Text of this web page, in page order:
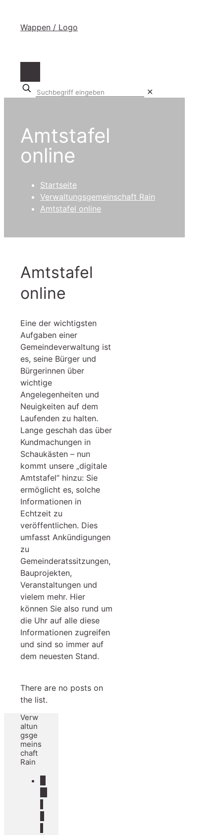
Suchbegriff
eingeben
✕
Amtstafel
online
Startseite
Verwaltungsgemeinschaft Rain
Amtstafel online
Amtstafel
online
Eine der wichtigsten
Aufgaben einer
Gemeindeverwaltung ist
es, seine Bürger und
Bürgerinnen über
wichtige
Angelegenheiten und
Neuigkeiten auf dem
Laufenden zu halten.
Lange geschah das über
Kundmachungen in
Schaukästen – nun
kommt unsere „digitale
Amtstafel“ hinzu: Sie
ermöglicht es, solche
Informationen in
Echtzeit zu
veröffentlichen. Dies
umfasst Ankündigungen
zu
Gemeinderatssitzungen,
Bauprojekten,
Veranstaltungen und
vielem mehr. Hier
können Sie also rund um
die Uhr auf alle diese
Informationen zugreifen
und sind so immer auf
dem neuesten Stand.
There are no posts on
the list.
Verw
altun
gsge
meins
chaft
Rain